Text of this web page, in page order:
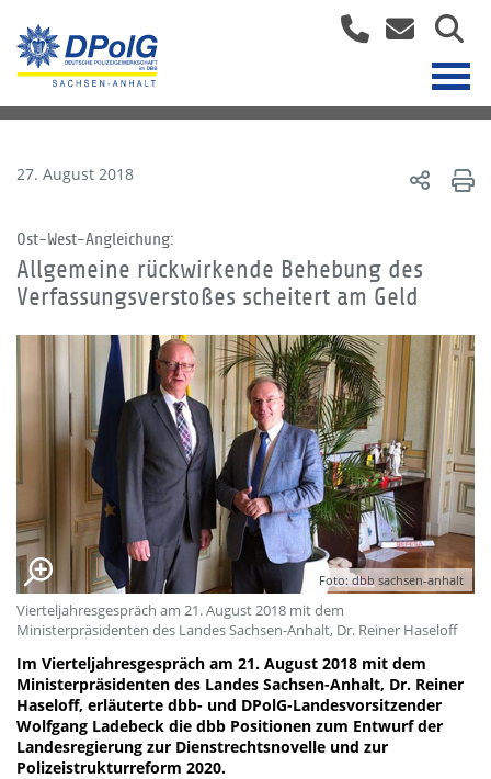
27. August 2018
Ost-West-Angleichung:
Allgemeine rückwirkende Behebung des
Verfassungsverstoßes scheitert am Geld
Foto: dbb sachsen-anhalt
Vierteljahresgespräch am 21. August 2018 mit dem
Ministerpräsidenten des Landes Sachsen-Anhalt, Dr. Reiner Haseloff
Im Vierteljahresgespräch am 21. August 2018 mit dem
Ministerpräsidenten des Landes Sachsen-Anhalt, Dr. Reiner
Haseloff, erläuterte dbb- und DPolG-Landesvorsitzender
Wolfgang Ladebeck die dbb Positionen zum Entwurf der
Landesregierung zur Dienstrechtsnovelle und zur
Polizeistrukturreform 2020.